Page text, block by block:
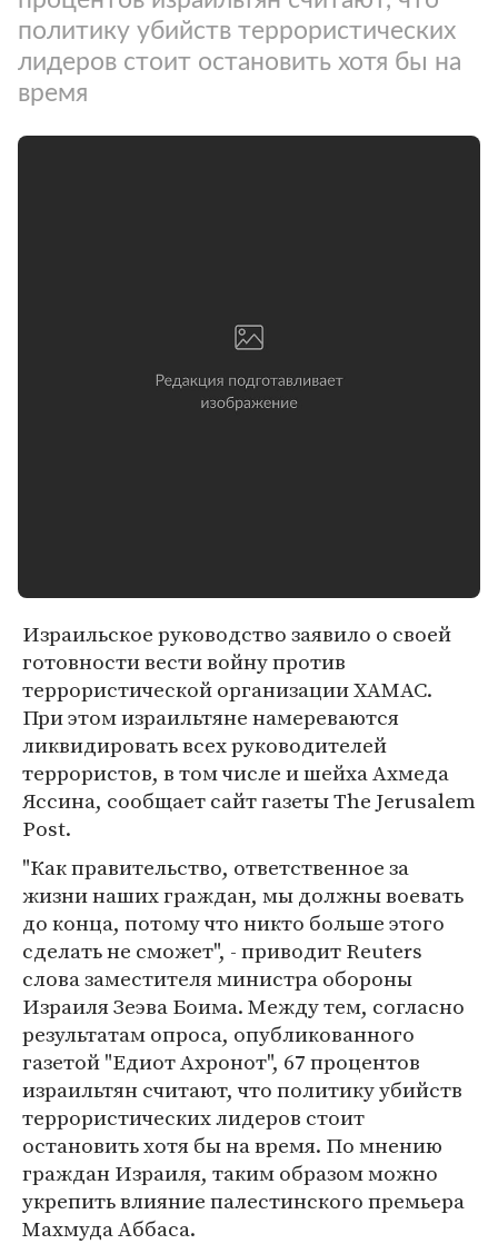
политику убийств террористических
лидеров стоит остановить хотя бы на
время
Израильское руководство заявило о своей
готовности вести войну против
террористической организации ХАМАС.
При этом израильтяне намереваются
ликвидировать всех руководителей
террористов, в том числе и шейха Ахмеда
Яссина, сообщает сайт газеты The Jerusalem
Post.
"Как правительство, ответственное за
жизни наших граждан, мы должны воевать
до конца, потому что никто больше этого
сделать не сможет", - приводит Reuters
слова заместителя министра обороны
Израиля Зеэва Боима. Между тем, согласно
результатам опроса, опубликованного
газетой "Едиот Ахронот", 67 процентов
израильтян считают, что политику убийств
террористических лидеров стоит
остановить хотя бы на время. По мнению
граждан Израиля, таким образом можно
укрепить влияние палестинского премьера
Махмуда Аббаса.